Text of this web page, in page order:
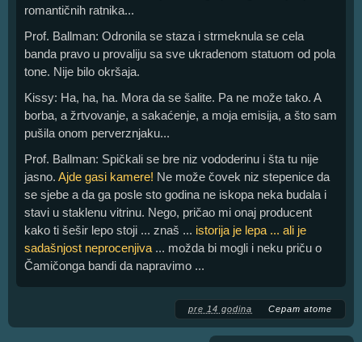
romantičnih ratnika...
Prof. Ballman: Odronila se staza i strmeknula se cela
banda pravo u provaliju sa sve ukradenom statuom od pola
tone. Nije bilo okršaja.
Kissy: Ha, ha, ha. Mora da se šalite. Pa ne može tako. A
borba, a žrtvovanje, a sakaćenje, a moja emisija, a što sam
pušila onom perverznjaku...
Prof. Ballman: Spičkali se bre niz vododerinu i šta tu nije
jasno. Ajde gasi kamere! Ne može čovek niz stepenice da
se sjebe a da ga posle sto godina ne iskopa neka budala i
stavi u staklenu vitrinu. Nego, pričao mi onaj producent
kako ti šešir lepo stoji ... znaš ... istorija je lepa ... ali je
sadašnjost neprocenjiva ... možda bi mogli i neku priču o
Čamičonga bandi da napravimo ...
pre 14 godina Cepam atome